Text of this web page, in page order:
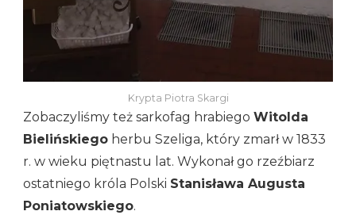
Krypta Piotra Skargi
Zobaczyliśmy też sarkofag hrabiego Witolda
Bielińskiego herbu Szeliga, który zmarł w 1833
r. w wieku piętnastu lat. Wykonał go rzeźbiarz
ostatniego króla Polski Stanisława Augusta
Poniatowskiego.